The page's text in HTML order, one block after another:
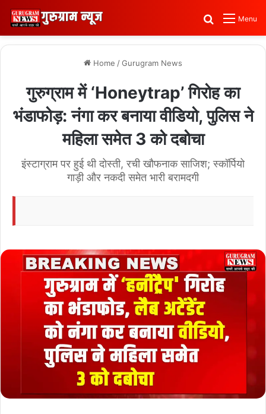
Menu
Search for
Home /Gurugram News
गुरुग्राम में ‘Honeytrap’ गिरोह का
भंडाफोड़: नंगा कर बनाया वीडियो, पुलिस ने
महिला समेत 3 को दबोचा
इंस्टाग्राम पर हुई थी दोस्ती, रची खौफनाक साजिश; स्कॉर्पियो
गाड़ी और नकदी समेत भारी बरामदगी